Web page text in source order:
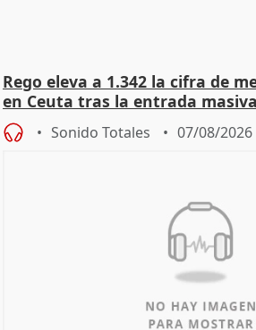
Rego eleva a 1.342 la cifra de
en Ceuta tras la entrada masiva
Sonido Totales 07/08/2026